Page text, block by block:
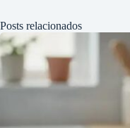
Posts relacionados